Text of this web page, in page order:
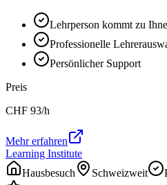
Lehrperson kommt zu
Professionelle
Persönlicher Support
Preis
CHF 93/h
Mehr erfahren
Learning Institute
Hausbesuch
Schweizweit